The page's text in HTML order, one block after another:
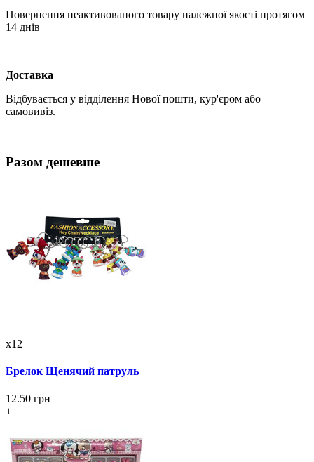
Повернення неактивованого товару належної якості протягом
14 днів
Доставка
Відбувається у відділення Нової пошти, кур'єром або
самовивіз.
Разом дешевше
x12
Брелок Щенячий патруль
12.50 грн
+